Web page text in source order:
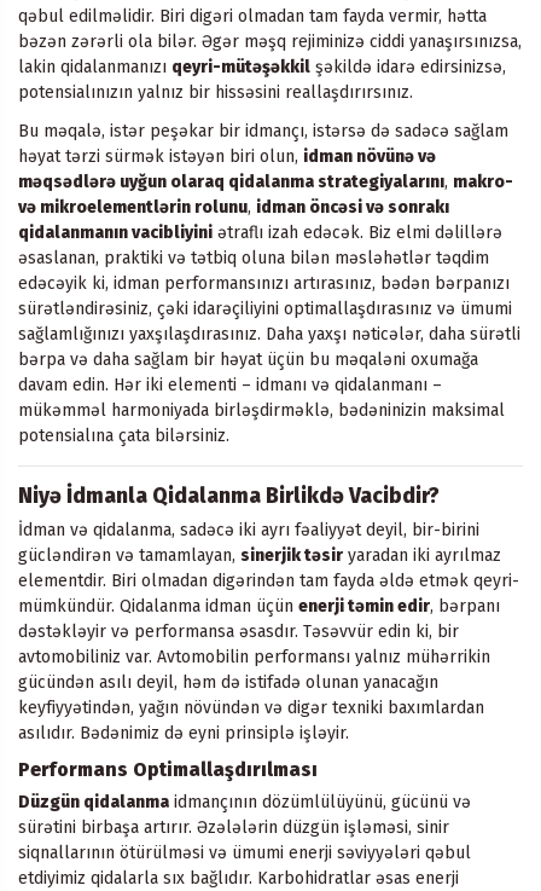
qəbul edilməlidir. Biri digəri olmadan tam fayda vermir, hətta
bəzən zərərli ola bilər. Əgər məşq rejiminizə ciddi yanaşırsınızsa,
lakin qidalanmanızı qeyri-mütəşəkkil şəkildə idarə edirsinizsə,
potensialınızın yalnız bir hissəsini reallaşdırırsınız.
Bu məqalə, istər peşəkar bir idmançı, istərsə də sadəcə sağlam
həyat tərzi sürmək istəyən biri olun, idman növünə və
məqsədlərə uyğun olaraq qidalanma strategiyalarını, makro-
və mikroelementlərin rolunu, idman öncəsi və sonrakı
qidalanmanın vacibliyini ətraflı izah edəcək. Biz elmi dəlillərə
əsaslanan, praktiki və tətbiq oluna bilən məsləhətlər təqdim
edəcəyik ki, idman performansınızı artırasınız, bədən bərpanızı
sürətləndirəsiniz, çəki idarəçiliyini optimallaşdırasınız və ümumi
sağlamlığınızı yaxşılaşdırasınız. Daha yaxşı nəticələr, daha sürətli
bərpa və daha sağlam bir həyat üçün bu məqaləni oxumağa
davam edin. Hər iki elementi – idmanı və qidalanmanı –
mükəmməl harmoniyada birləşdirməklə, bədəninizin maksimal
potensialına çata bilərsiniz.
Niyə İdmanla Qidalanma Birlikdə Vacibdir?
İdman və qidalanma, sadəcə iki ayrı fəaliyyət deyil, bir-birini
gücləndirən və tamamlayan, sinerjik təsir yaradan iki ayrılmaz
elementdir. Biri olmadan digərindən tam fayda əldə etmək qeyri-
mümkündür. Qidalanma idman üçün enerji təmin edir, bərpanı
dəstəkləyir və performansa əsasdır. Təsəvvür edin ki, bir
avtomobiliniz var. Avtomobilin performansı yalnız mühərrikin
gücündən asılı deyil, həm də istifadə olunan yanacağın
keyfiyyətindən, yağın növündən və digər texniki baxımlardan
asılıdır. Bədənimiz də eyni prinsiplə işləyir.
Performans Optimallaşdırılması
Düzgün qidalanma idmançının dözümlülüyünü, gücünü və
sürətini birbaşa artırır. Əzələlərin düzgün işləməsi, sinir
siqnallarının ötürülməsi və ümumi enerji səviyyələri qəbul
etdiyimiz qidalarla sıx bağlıdır. Karbohidratlar əsas enerji